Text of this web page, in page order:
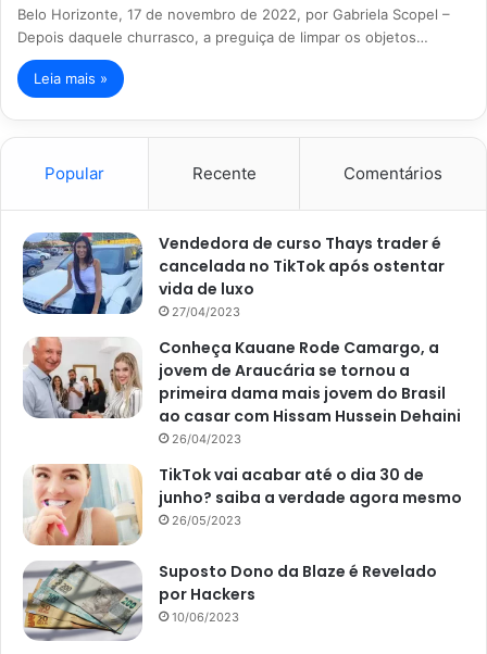
Belo Horizonte, 17 de novembro de 2022, por Gabriela Scopel –
Depois daquele churrasco, a preguiça de limpar os objetos…
Leia mais »
Popular Recente Comentários
Vendedora de curso Thays trader é
cancelada no TikTok após ostentar
vida de luxo
27/04/2023
Conheça Kauane Rode Camargo, a
jovem de Araucária se tornou a
primeira dama mais jovem do Brasil
ao casar com Hissam Hussein Dehaini
26/04/2023
TikTok vai acabar até o dia 30 de
junho? saiba a verdade agora mesmo
26/05/2023
Suposto Dono da Blaze é Revelado
por Hackers
10/06/2023